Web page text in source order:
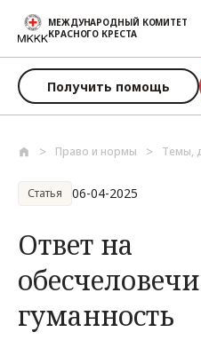
Перейти к основному
МЕЖДУНАРОДНЫЙ КОМИТЕТ
КРАСНОГО КРЕСТА
Получить помощь
Право и нормы Темы,
Статья 06-04-2025
Ответ на
гуманность